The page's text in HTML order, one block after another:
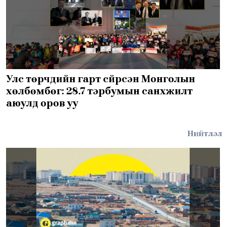
Улс төрчдийн гарт сүйрсэн Монголын
хөлбөмбөг: 28.7 тэрбумын санхүүжилт
аюулд оров уу
Нийтлэл